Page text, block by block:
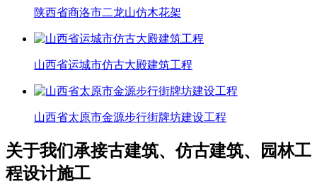
陕西省商洛市二龙山仿木花架
山西省运城市仿古大殿建筑工程
山西省太原市金源步行街牌坊建设工程
关于我们承接古建筑、仿古建筑、园林工
程设计施工